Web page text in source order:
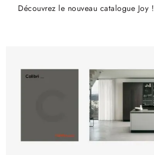
Découvrez le nouveau catalogue Joy !